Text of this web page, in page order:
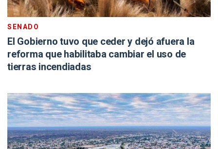
SENADO
El Gobierno tuvo que ceder y dejó afuera la
reforma que habilitaba cambiar el uso de
tierras incendiadas